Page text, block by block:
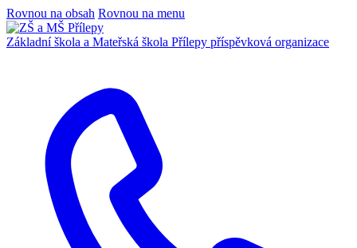
Rovnou na obsah Rovnou na menu
Základní škola a Mateřská škola Přílepy příspěvková organizace